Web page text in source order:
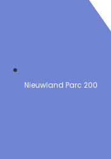
Nieuwland Parc 200